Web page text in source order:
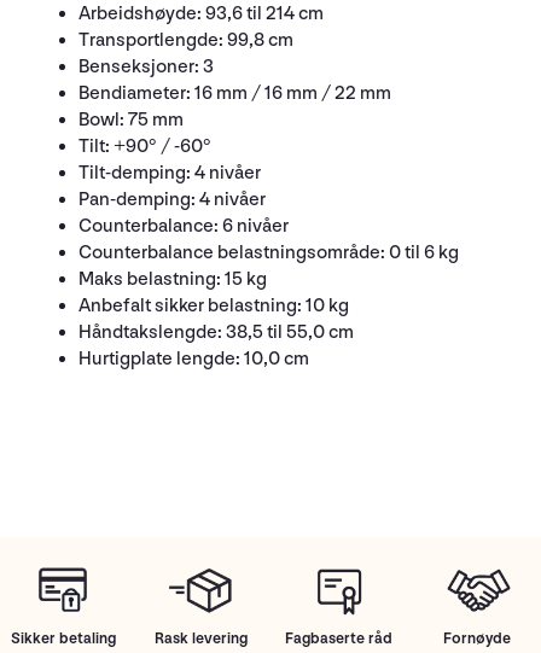
Arbeidshøyde: 93,6 til 214 cm
Transportlengde: 99,8 cm
Benseksjoner: 3
Bendiameter: 16 mm / 16 mm / 22 mm
Bowl: 75 mm
Tilt: +90° / -60°
Tilt-demping: 4 nivåer
Pan-demping: 4 nivåer
Counterbalance: 6 nivåer
Counterbalance belastningsområde: 0 til 6 kg
Maks belastning: 15 kg
Anbefalt sikker belastning: 10 kg
Håndtakslengde: 38,5 til 55,0 cm
Hurtigplate lengde: 10,0 cm
Sikker betaling Rask levering Fagbaserte råd
Fornøyde